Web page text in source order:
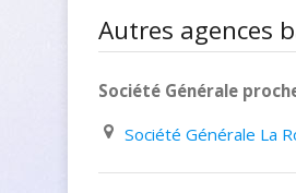
Autres agences
Société Générale